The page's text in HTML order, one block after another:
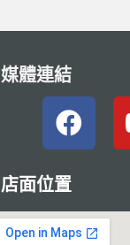
媒體連結
店面位置